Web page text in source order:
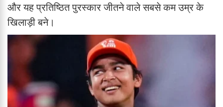
और यह प्रतिष्ठित पुरस्कार जीतने वाले सबसे कम उम्र के
खिलाड़ी बने।